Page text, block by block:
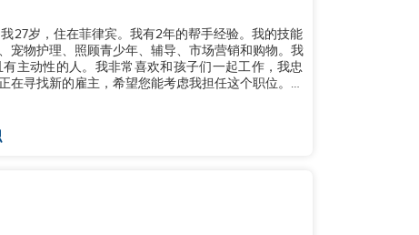
27岁，住在菲律宾。我有2年的帮手经验。我的技能
宠物护理、照顾青少年、辅导、市场营销和购物。我
主动性的人。我非常喜欢和孩子们一起工作，我忠
寻找新的雇主，希望您能考虑我担任这个职位。如